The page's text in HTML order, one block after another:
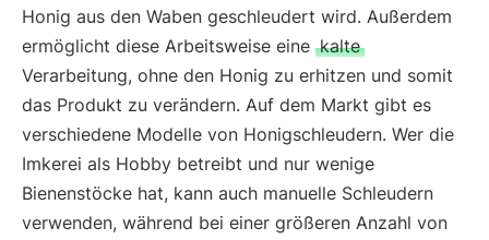
Honig aus den Waben geschleudert wird. Außerdem
ermöglicht diese Arbeitsweise eine kalte
Verarbeitung, ohne den Honig zu erhitzen und somit
das Produkt zu verändern. Auf dem Markt gibt es
verschiedene Modelle von Honigschleudern. Wer die
Imkerei als Hobby betreibt und nur wenige
Bienenstöcke hat, kann auch manuelle Schleudern
verwenden, während bei einer größeren Anzahl von